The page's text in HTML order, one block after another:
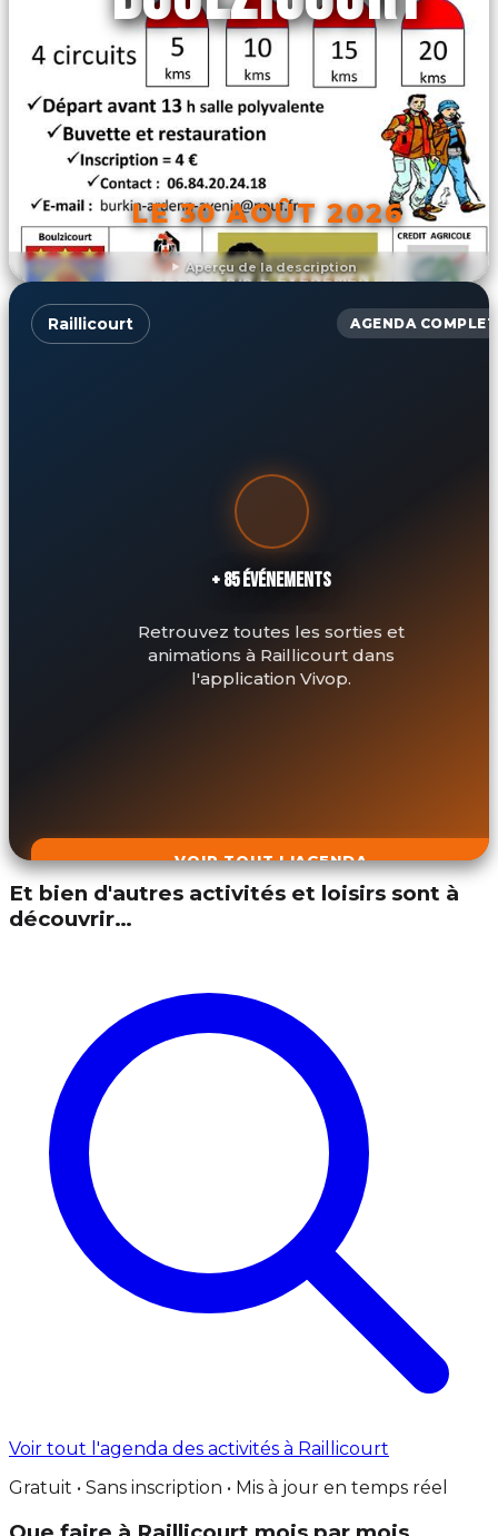
Aperçu de la description
LE 30 AOÛT 2026
DÉCOUVRIR L'ÉVÉNEMENT
Raillicourt AGENDA COMPLET
+ 85 ÉVÉNEMENTS
Retrouvez toutes les sorties et
animations à Raillicourt dans
l'application Vivop.
VOIR TOUT L'AGENDA
Et bien d'autres activités et loisirs sont à
découvrir…
Voir tout l'agenda des activités à Raillicourt
Gratuit • Sans inscription • Mis à jour en temps réel